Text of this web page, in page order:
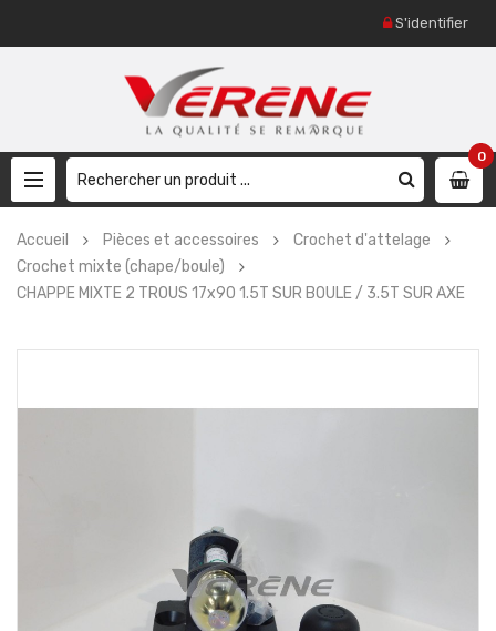
S'identifier
0
Accueil Pièces et accessoires
Crochet d'attelage
Crochet mixte (chape/boule)
CHAPPE MIXTE 2 TROUS 17x90 1.5T SUR BOULE / 3.5T SUR AXE